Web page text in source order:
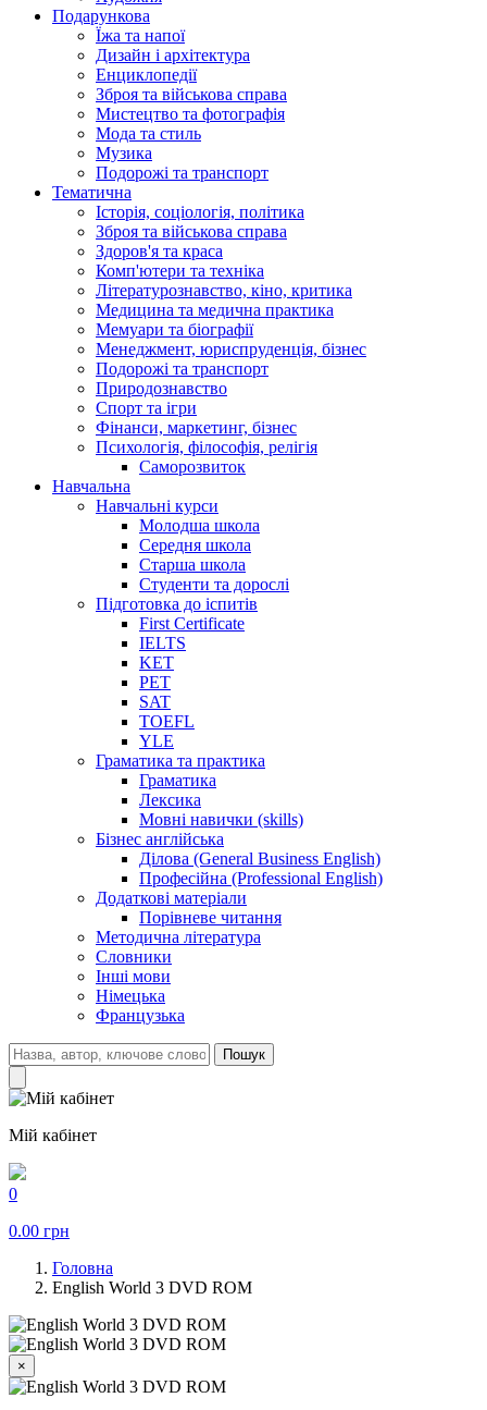
Подарункова
Їжа та напої
Дизайн і архітектура
Енциклопедії
Зброя та військова справа
Мистецтво та фотографія
Мода та стиль
Музика
Подорожі та транспорт
Тематична
Історія, соціологія, політика
Зброя та військова справа
Здоров'я та краса
Комп'ютери та техніка
Літературознавство, кіно, критика
Медицина та медична практика
Мемуари та біографії
Менеджмент, юриспруденція, бізнес
Подорожі та транспорт
Природознавство
Спорт та ігри
Фінанси, маркетинг, бізнес
Психологія, філософія, релігія
Саморозвиток
Навчальна
Навчальні курси
Молодша школа
Середня школа
Старша школа
Студенти та дорослі
Підготовка до іспитів
First Certificate
IELTS
KET
PET
SAT
TOEFL
YLE
Граматика та практика
Граматика
Лексика
Мовні навички (skills)
Бізнес англійська
Ділова (General Business English)
Професійна (Professional English)
Додаткові матеріали
Порівневе читання
Методична література
Словники
Інші мови
Німецька
Французька
Пошук
Мій кабінет
0
0.00 грн
Головна
English World 3 DVD ROM
×